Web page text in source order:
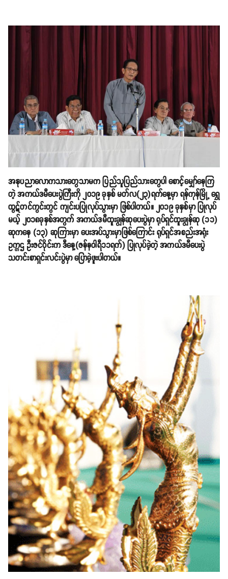
အနုပညာလောကသားတွေသာမက ပြည်သူပြည်သားတွေပါ စောင့်မျှော်နေကြ
တဲ့ အကယ်ဒမီပေးပွဲကြီးကို ၂၀၁၉ ခုနှစ် မတ်လ(၂၃)ရက်နေ့မှာ ရန်ကုန်မြို့ ရွှေ
ထွဋ်တင်ကွင်းတွင် ကျင်းပပြုလုပ်သွားမှာ ဖြစ်ပါတယ်။ ၂၀၁၉ ခုနှစ်မှာ ပြုလုပ်
မယ့် ၂၀၁၈ခုနှစ်အတွက် အကယ်ဒမီထူးချွန်ဆုပေးပွဲမှာ ရုပ်ရှင်ထူးချွန်ဆု (၁၁)
ဆုကနေ (၁၃) ဆုကြားမှာ ပေးအပ်သွားမှာဖြစ်ကြောင်း ရုပ်ရှင်အစည်းအရုံး
ဥက္ကဌ ဦးဇင်ဝိုင်းက ဒီနေ့(ဇန်နဝါရီ၁၁ရက်) ပြုလုပ်ခဲ့တဲ့ အကယ်ဒမီပေးပွဲ
သတင်းစာရှင်းလင်းပွဲမှာ ပြောခဲ့ဖူးပါတယ်။